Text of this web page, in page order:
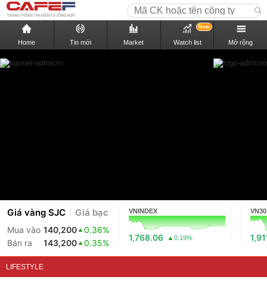
Home Tin mới Market Watch list
New
Mở rộng
Giá vàng SJC Giá bạc
Mua vào 140,200
0.36%
Bán ra
143,200 0.35%
VNINDEX
1,768.06 0.19%
VN30
LIFESTYLE